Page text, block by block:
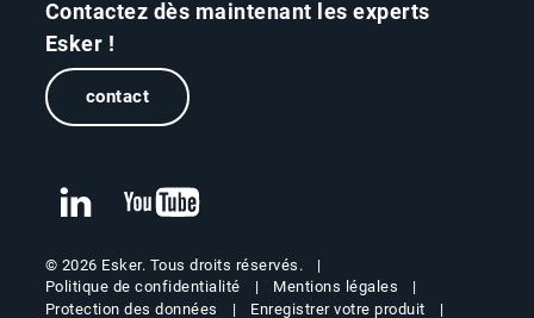
Contactez dès maintenant les experts
Esker !
contact
© 2026 Esker. Tous droits réservés.
Politique de confidentialité
Mentions légales
Protection des données
Enregistrer votre produit